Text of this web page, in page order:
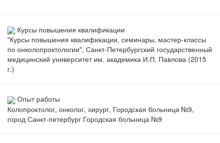
Курсы повышения квалификации
"Курсы повышения квалификации, семинары, мастер-классы
по онколопроктологии", Санкт-Петербургский государственный
медицинский университет им. академика И.П. Павлова (2015
г.)
Опыт работы
Колопроктолог, онколог, хирург, Городская больница №9,
город Санкт-петербург Городская больница №9